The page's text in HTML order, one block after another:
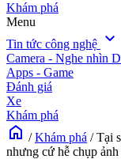
Khám phá
Menu
Tin tức công nghệ expand_more
Camera - Nghe nhìn
Apps - Game
Đánh giá
Xe
Khám phá
home / Khám phá / Tại
nhưng cứ hễ chụp